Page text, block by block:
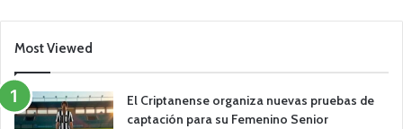
Most Viewed
El Criptanense organiza nuevas pruebas de
captación para su Femenino Senior